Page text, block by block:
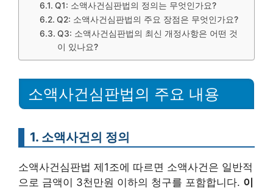
Q1: 소액사건심판법의 정의는 무엇인가요?
Q2: 소액사건심판법의 주요 장점은 무엇인가요?
Q3: 소액사건심판법의 최신 개정사항은 어떤 것
이 있나요?
소액사건심판법의 주요 내용
1. 소액사건의 정의
소액사건심판법 제1조에 따르면 소액사건은 일반적
으로 금액이 3천만원 이하의 청구를 포함합니다. 이